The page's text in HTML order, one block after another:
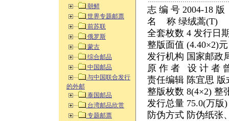
朝鲜
世界专题邮票
前苏联
俄罗斯
蒙古
综合邮品
中国邮品
与中国联合发行
的外邮
泰国邮品
台湾邮品欣赏
专题邮票
志 编 号 2004-18
名 称 绿绒蒿(T)
全套枚数 4 发行日
整版面值 (4.40×2)
发行机构 国家邮政
原 作 者 设 计 者
责任编辑 陈宜思
整版枚数 8(4×2) 整
发行总量 75.0(万版
防伪方式 防伪纸张